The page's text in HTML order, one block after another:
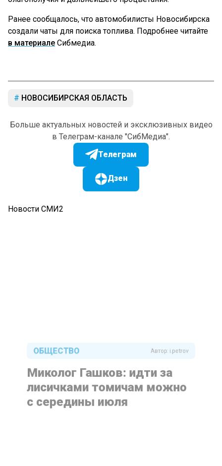
Ранее сообщалось, что автомобилисты Новосибирска
создали чаты для поиска топлива. Подробнее читайте
в материале Сибмедиа.
НОВОСИБИРСКАЯ ОБЛАСТЬ
Больше актуальных новостей и эксклюзивных видео
в Телеграм-канале "СибМедиа".
Телеграм
Дзен
Новости СМИ2
с середины июля